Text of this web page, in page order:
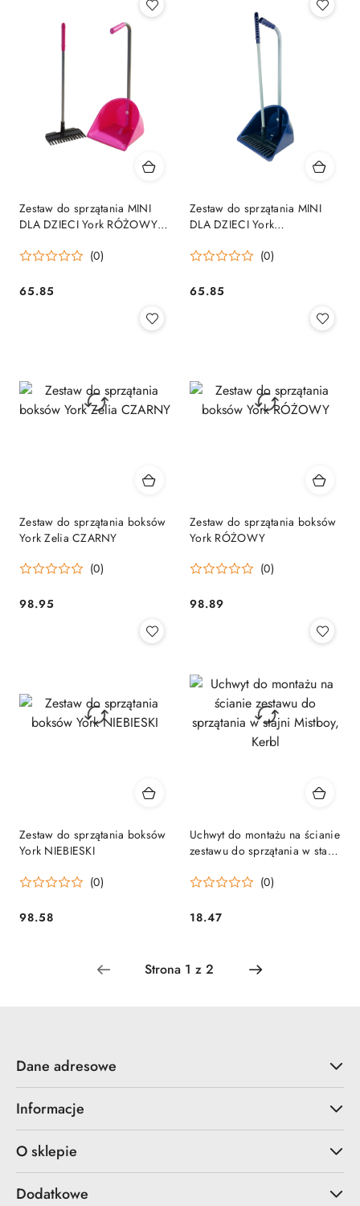
Zestaw do sprzątania MINI
DLA DZIECI York RÓŻOWY
(0)
Cena:
65.85
Zestaw do sprzątania MINI
DLA DZIECI York
(0)
Cena:
65.85
Zestaw do sprzątania boksów
York Zelia CZARNY
(0)
Cena:
98.95
Zestaw do sprzątania boksów
York RÓŻOWY
(0)
Cena:
98.89
Zestaw do sprzątania boksów
York NIEBIESKI
(0)
Cena:
98.58
Uchwyt do montażu na ścianie
zestawu do sprzątania w stajni
(0)
Cena:
18.47
Dane adresowe
Informacje
O sklepie
Dodatkowe